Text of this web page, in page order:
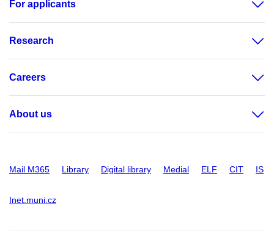
For applicants
Research
Careers
About us
Mail M365 Library Digital library Medial ELF CIT IS
Inet.muni.cz